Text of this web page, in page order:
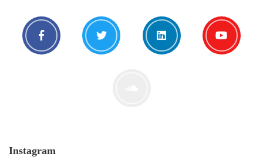
Instagram
Aber du hast dich bis jetzt nicht getraut sie
zu stellen? Kein Problem!...